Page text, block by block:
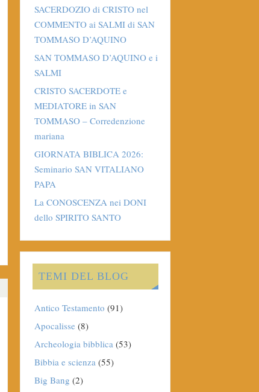
SACERDOZIO di CRISTO nel
COMMENTO ai SALMI di SAN
TOMMASO D’AQUINO
SAN TOMMASO D’AQUINO e i
SALMI
CRISTO SACERDOTE e
MEDIATORE in SAN
TOMMASO – Corredenzione
mariana
GIORNATA BIBLICA 2026:
Seminario SAN VITALIANO
PAPA
La CONOSCENZA nei DONI
dello SPIRITO SANTO
TEMI DEL BLOG
Antico Testamento (91)
Apocalisse (8)
Archeologia bibblica (53)
Bibbia e scienza (55)
Big Bang (2)